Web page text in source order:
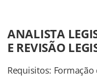
ANALISTA
E REVISÃO
Requisitos: